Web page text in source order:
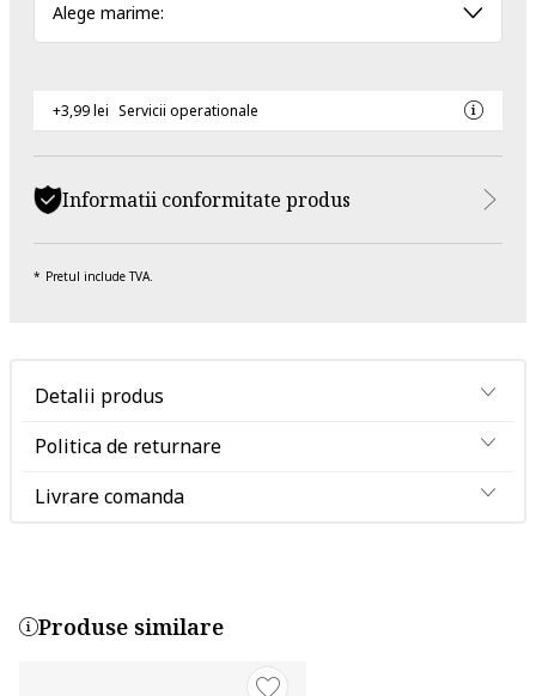
Alege marime:
+3,99 lei Servicii operationale
Informatii conformitate produs
Pretul include TVA.
Detalii produs
Politica de returnare
Livrare comanda
Produse similare